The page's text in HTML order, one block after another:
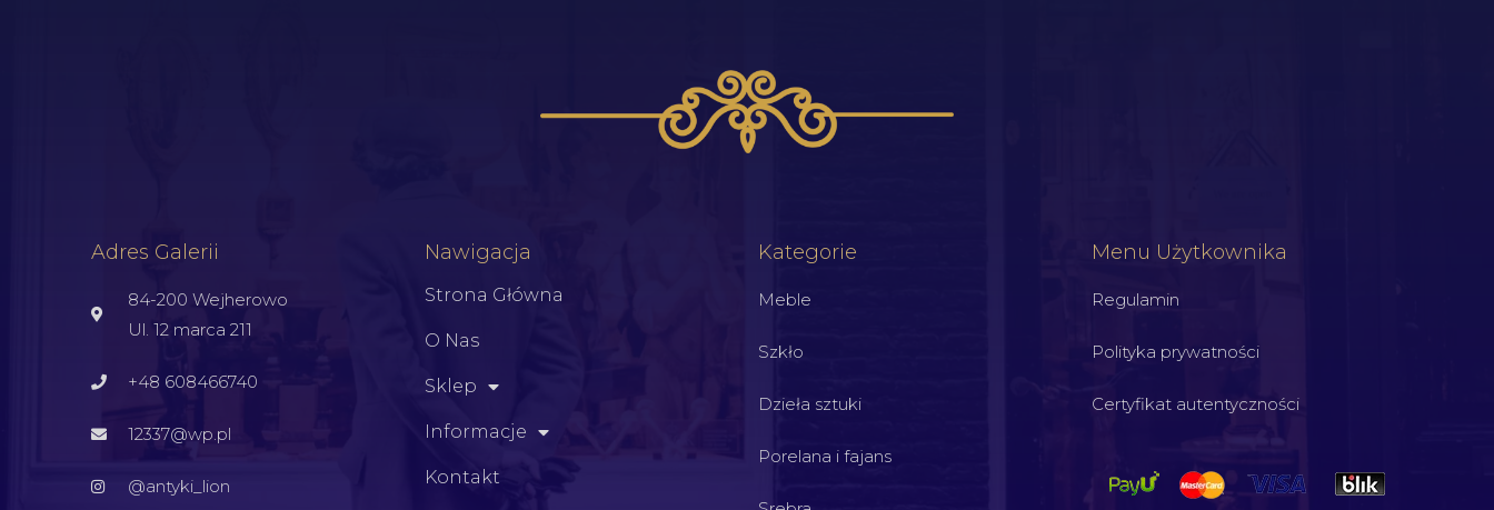
Adres Galerii
84-200 Wejherowo
Ul. 12 marca 211
+48 608466740
12337@wp.pl
@antyki_lion
Nawigacja
Strona Główna
O Nas
Sklep
Informacje
Kontakt
Kategorie
Meble
Szkło
Dzieła sztuki
Porelana i fajans
Menu Użytkownika
Regulamin
Polityka prywatności
Certyfikat autentyczności